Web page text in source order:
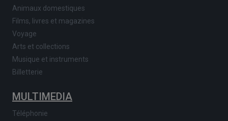
Animaux domestiques
Films, livres et magazines
Voyage
Arts et collections
Musique et instruments
Billetterie
MULTIMEDIA
Téléphonie